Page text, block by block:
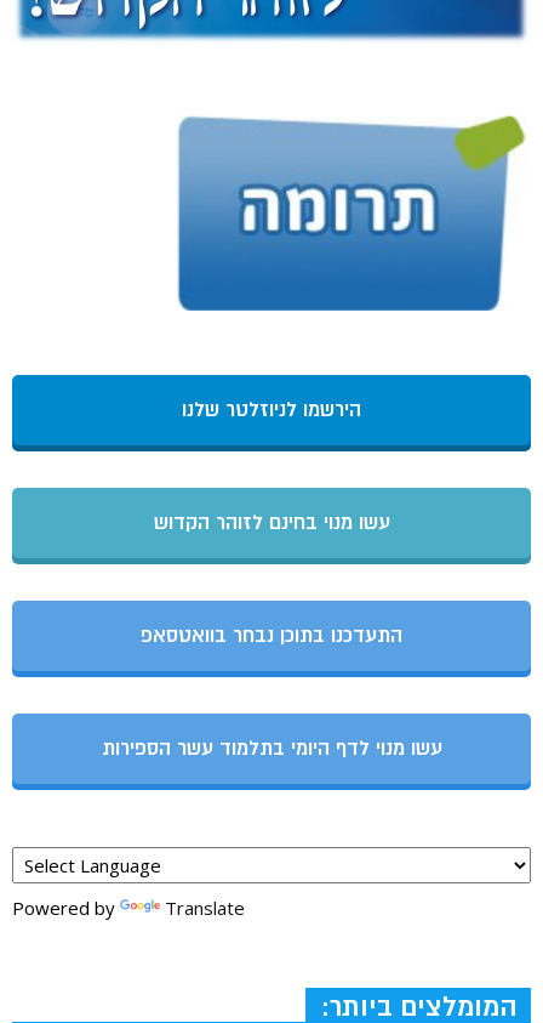
הירשמו לניוזלטר שלנו
עשו מנוי בחינם לזוהר הקדוש
התעדכנו בתוכן נבחר בוואטסאפ
עשו מנוי לדף היומי בתלמוד עשר הספירות
Powered by Translate
המומלצים ביותר: